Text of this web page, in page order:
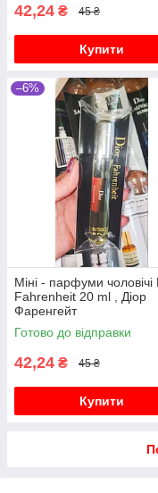
42,24 ₴ 45 ₴
Купити
–6%
Міні - парфуми чоловічі
Fahrenheit 20 ml , Діор
Фаренгейт
Готово до відправки
42,24 ₴ 45 ₴
Купити